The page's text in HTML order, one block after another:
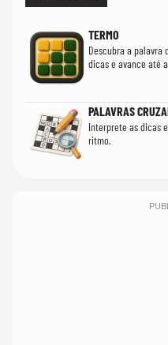
TERMO
Descubra a palavra
dicas e avance até
PALAVRAS
Interprete as dicas
ritmo.